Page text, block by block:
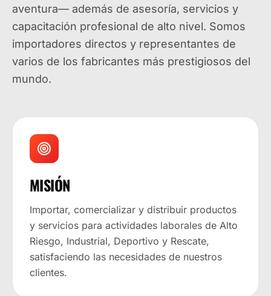
aventura— además de asesoría, servicios y
capacitación profesional de alto nivel. Somos
importadores directos y representantes de
varios de los fabricantes más prestigiosos del
mundo.
MISIÓN
Importar, comercializar y distribuir productos
y servicios para actividades laborales de Alto
Riesgo, Industrial, Deportivo y Rescate,
satisfaciendo las necesidades de nuestros
clientes.